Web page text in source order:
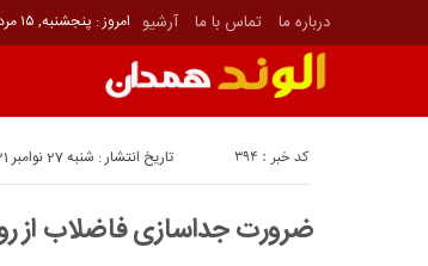
درباره ما تماس با ما آرشیو امروز : پنجشنبه, ۱۵ مرداد , ۱۴۰۵
تاریخ انتشار : شنبه 27 نوامبر 2021 - 7:49 کد خبر : 394
ضرورت جداسازی فاضلاب از